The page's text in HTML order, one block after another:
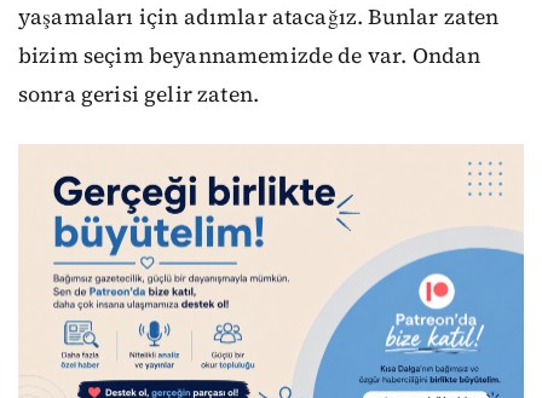
yaşamaları için adımlar atacağız. Bunlar zaten
bizim seçim beyannamemizde de var. Ondan
sonra gerisi gelir zaten.